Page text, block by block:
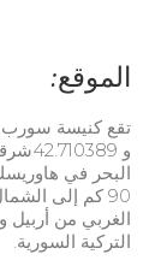
الموقع:
التركية السورية.